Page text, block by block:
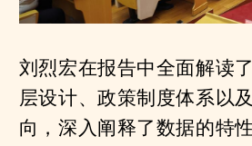
刘烈宏在报告中全面解读
层设计、政策制度体系以
向，深入阐释了数据的特